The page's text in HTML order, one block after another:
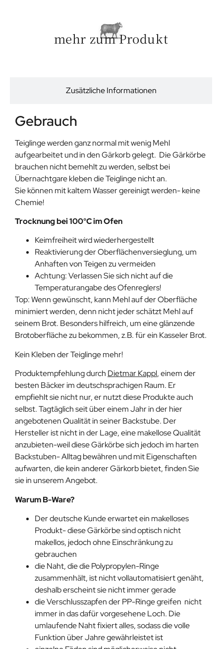
mehr zum Produkt
Zusätzliche Informationen
Gebrauch
Teiglinge werden ganz normal mit wenig Mehl
aufgearbeitet und in den Gärkorb gelegt. Die Gärkörbe
brauchen nicht bemehlt zu werden, selbst bei
Übernachtgare kleben die Teiglinge nicht an.
Sie können mit kaltem Wasser gereinigt werden- keine
Chemie!
Trocknung bei 100°C im Ofen
Keimfreiheit wird wiederhergestellt
Reaktivierung der Oberflächenversieglung, um
Anhaften von Teigen zu vermeiden
Achtung: Verlassen Sie sich nicht auf die
Temperaturangabe des Ofenreglers!
Top: Wenn gewünscht, kann Mehl auf der Oberfläche
minimiert werden, denn nicht jeder schätzt Mehl auf
seinem Brot. Besonders hilfreich, um eine glänzende
Brotoberfläche zu bekommen, z.B. für ein Kasseler Brot.
Kein Kleben der Teiglinge mehr!
Produktempfehlung durch Dietmar Kappl, einem der
besten Bäcker im deutschsprachigen Raum. Er
empfiehlt sie nicht nur, er nutzt diese Produkte auch
selbst. Tagtäglich seit über einem Jahr in der hier
angebotenen Qualität in seiner Backstube. Der
Hersteller ist nicht in der Lage, eine makellose Qualität
anzubieten-weil diese Gärkörbe sich jedoch im harten
Backstuben- Alltag bewähren und mit Eigenschaften
aufwarten, die kein anderer Gärkorb bietet, finden Sie
sie in unserem Angebot.
Warum B-Ware?
Der deutsche Kunde erwartet ein makelloses
Produkt- diese Gärkörbe sind optisch nicht
makellos, jedoch ohne Einschränkung zu
gebrauchen
die Naht, die die Polypropylen-Ringe
zusammenhält, ist nicht vollautomatisiert genäht,
deshalb erscheint sie nicht immer gerade
die Verschlusszapfen der PP-Ringe greifen nicht
immer in das dafür vorgesehene Loch. Die
umlaufende Naht fixiert alles, sodass die volle
Funktion über Jahre gewährleistet ist